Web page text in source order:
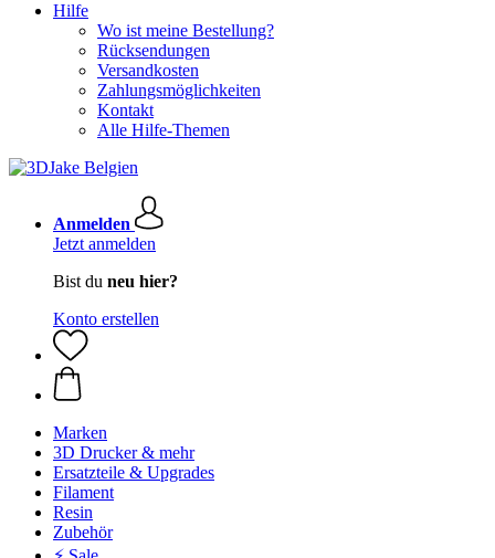
Hilfe
Wo ist meine Bestellung?
Rücksendungen
Versandkosten
Zahlungsmöglichkeiten
Kontakt
Alle Hilfe-Themen
Anmelden
Jetzt anmelden
Bist du neu hier?
Konto erstellen
Marken
3D Drucker & mehr
Ersatzteile & Upgrades
Filament
Resin
Zubehör